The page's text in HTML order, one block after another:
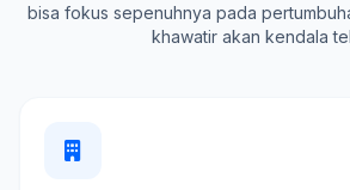
bisa fokus sepenuhnya pada
khawatir akan kendala